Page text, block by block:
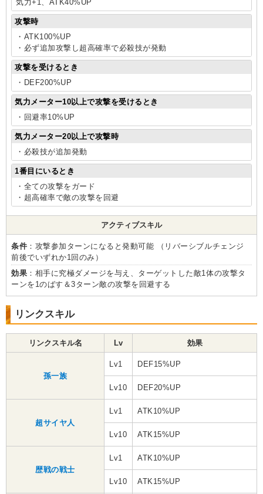
気力+1、ATK40%UP
攻撃時
・ATK100%UP
・必ず追加攻撃し超高確率で必殺技が発動
攻撃を受けるとき
・DEF200%UP
気力メーター10以上で攻撃を受けるとき
・回避率10%UP
気力メーター20以上で攻撃時
・必殺技が追加発動
1番目にいるとき
・全ての攻撃をガード
・超高確率で敵の攻撃を回避
アクティブスキル
条件 ：攻撃参加ターンになると発動可能 （リバーシブルチェンジ
前後でいずれか1回のみ）
効果 ：相手に究極ダメージを与え、ターゲットした敵1体の攻撃タ
ーンを1のばす＆3ターン敵の攻撃を回避する
リンクスキル
リンクスキル名 Lv 効果
孫一族
Lv1 DEF15%UP
Lv10 DEF20%UP
超サイヤ人
Lv1 ATK10%UP
Lv10 ATK15%UP
歴戦の戦士
Lv1 ATK10%UP
Lv10 ATK15%UP